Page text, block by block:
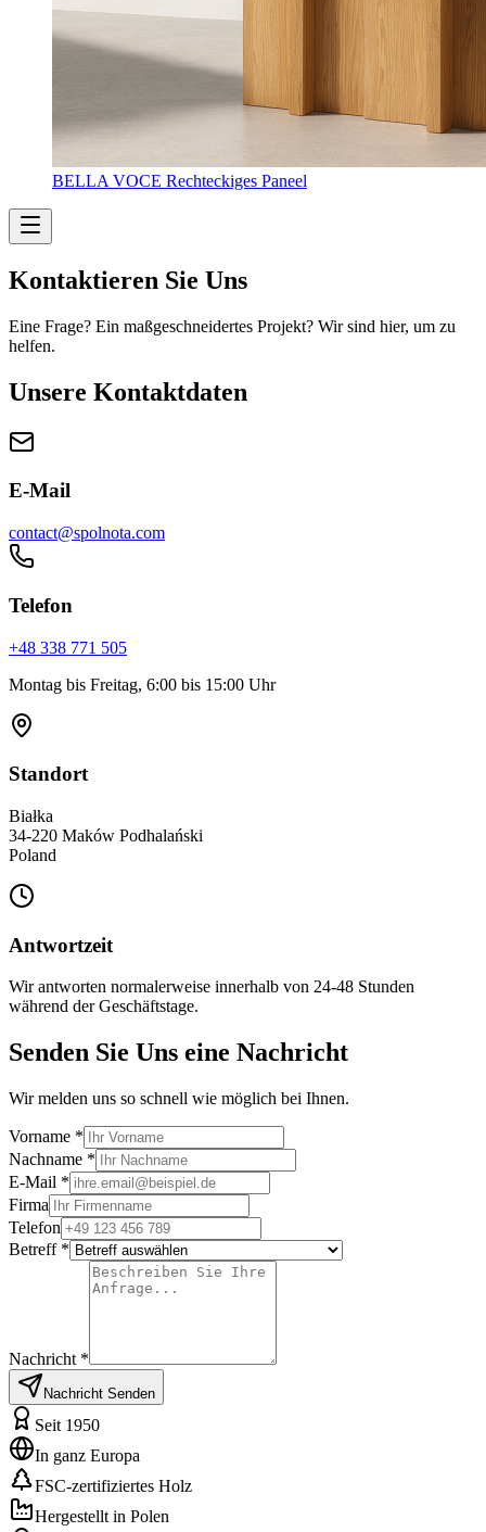
BELLA VOCE Rechteckiges Paneel
Kontaktieren Sie Uns
Eine Frage? Ein maßgeschneidertes Projekt? Wir sind hier, um zu
helfen.
Unsere Kontaktdaten
E-Mail
contact@spolnota.com
Telefon
+48 338 771 505
Montag bis Freitag, 6:00 bis 15:00 Uhr
Standort
Białka
34-220 Maków Podhalański
Poland
Antwortzeit
Wir antworten normalerweise innerhalb von 24-48 Stunden
während der Geschäftstage.
Senden Sie Uns eine Nachricht
Wir melden uns so schnell wie möglich bei Ihnen.
Vorname *
Nachname *
E-Mail *
Firma
Telefon
Betreff*
Nachricht *
Nachricht Senden
Seit 1950
In ganz Europa
FSC-zertifiziertes Holz
Hergestellt in Polen